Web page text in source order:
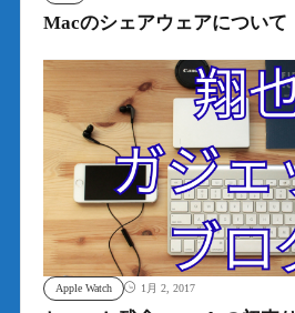
Macのシェアウェアについて
Apple Watch 1月 2, 2017